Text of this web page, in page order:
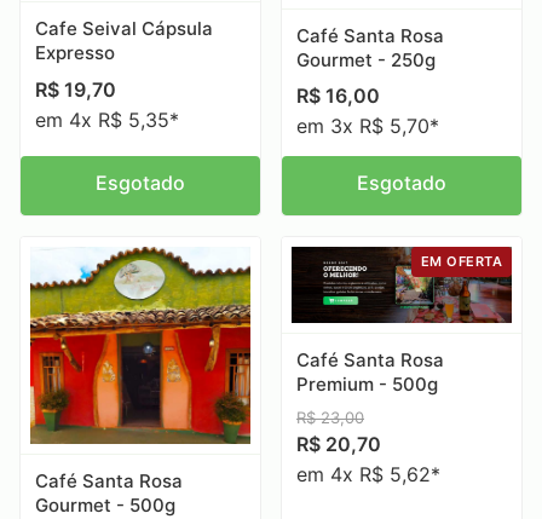
Cafe Seival Cápsula
Expresso
R$ 19,70
em 4x R$ 5,35*
Esgotado
Café Santa Rosa
Gourmet - 250g
R$ 16,00
em 3x R$ 5,70*
Esgotado
Café Santa Rosa
Gourmet - 500g
EM OFERTA
Café Santa Rosa
Premium - 500g
R$23,00
R$ 20,70
em 4x R$ 5,62*